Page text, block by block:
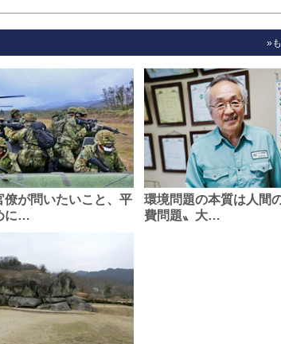
»
僚が問いたいこと、平
に…
環境問題の本質は人間
費問題〟大…